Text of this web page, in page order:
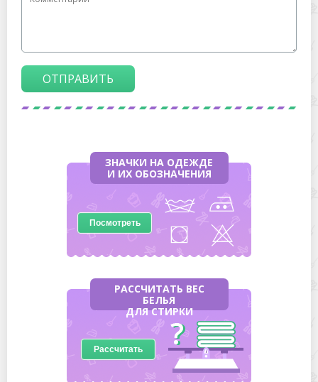
ОТПРАВИТЬ
ЗНАЧКИ НА ОДЕЖДЕ
И ИХ ОБОЗНАЧЕНИЯ
Посмотреть
РАССЧИТАТЬ ВЕС
БЕЛЬЯ
ДЛЯ СТИРКИ
Рассчитать